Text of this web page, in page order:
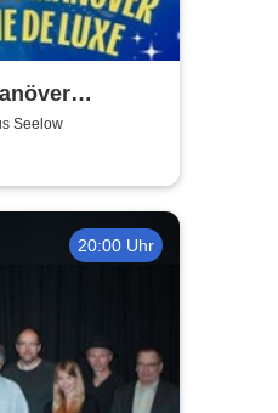
| Travestie de
Seelow
20:00 Uhr